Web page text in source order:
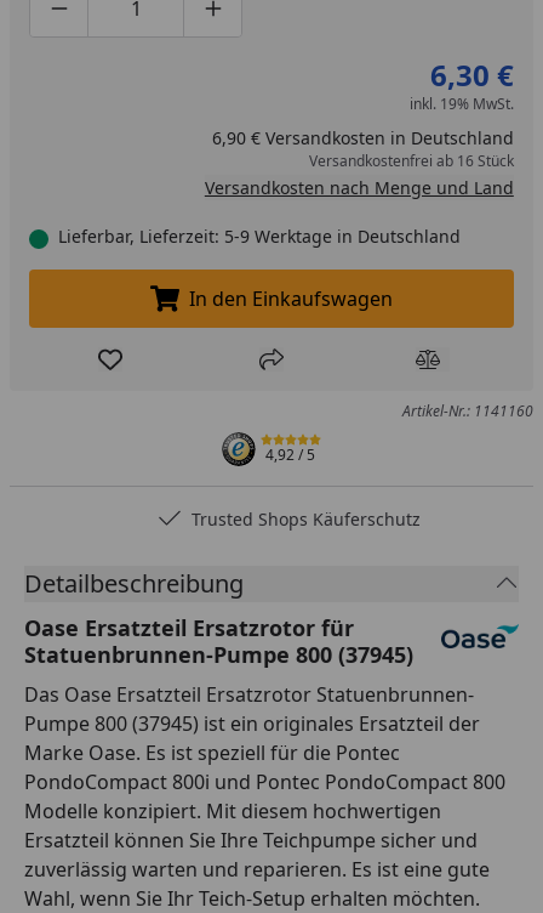
Produktmenge um eins verringern
Produktmenge manuell eingeben
Produktmenge um eins erhöhen
6,30 €
inkl. 19% MwSt.
6,90 € Versandkosten in Deutschland
Versandkostenfrei ab 16 Stück
Versandkosten nach Menge und Land
Lieferbar, Lieferzeit: 5-9 Werktage in Deutschland
In den Einkaufswagen legen
In den Einkaufswagen
Produkt zur Wunschliste hinzufügen
Teilen Produkt
Artikel-Nr.: 1141160
4,92/ 5
Trusted Shops Käuferschutz
Detailbeschreibung
Oase Ersatzteil Ersatzrotor für
Statuenbrunnen-Pumpe 800 (37945)
Das Oase Ersatzteil Ersatzrotor Statuenbrunnen-
Pumpe 800 (37945) ist ein originales Ersatzteil der
Marke Oase. Es ist speziell für die Pontec
PondoCompact 800i und Pontec PondoCompact 800
Modelle konzipiert. Mit diesem hochwertigen
Ersatzteil können Sie Ihre Teichpumpe sicher und
zuverlässig warten und reparieren. Es ist eine gute
Wahl, wenn Sie Ihr Teich-Setup erhalten möchten.